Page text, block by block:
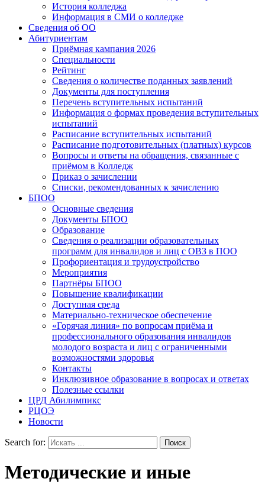
История колледжа
Информация в СМИ о колледже
Сведения об ОО
Абитуриентам
Приёмная кампания 2026
Специальности
Рейтинг
Сведения о количестве поданных заявлений
Документы для поступления
Перечень вступительных испытаний
Информация о формах проведения вступительных
испытаний
Расписание вступительных испытаний
Расписание подготовительных (платных) курсов
Вопросы и ответы на обращения, связанные с
приёмом в Колледж
Приказ о зачислении
Списки, рекомендованных к зачислению
БПОО
Основные сведения
Документы БПОО
Образование
Сведения о реализации образовательных
программ для инвалидов и лиц с ОВЗ в ПОО
Профориентация и трудоустройство
Мероприятия
Партнёры БПОО
Повышение квалификации
Доступная среда
Материально-техническое обеспечение
«Горячая линия» по вопросам приёма и
профессионального образования инвалидов
молодого возраста и лиц с ограниченными
возможностями здоровья
Контакты
Инклюзивное образование в вопросах и ответах
Полезные ссылки
ЦРД Абилимпикс
РЦОЭ
Новости
Search for:
Методические и иные